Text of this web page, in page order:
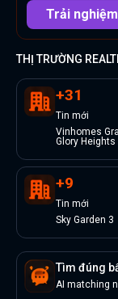
Trải
THỊ TRƯỜNG
+31
Tin mới
Vinhomes
Glory Heights
+9
Tin mới
Sky Garden 3
Tìm đúng
AI matching